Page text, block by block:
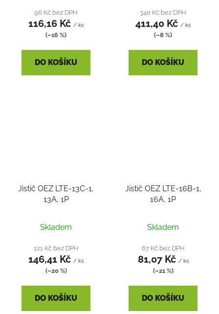
96 Kč bez DPH
116,16 Kč / ks
(–16 %)
DO KOŠÍKU
340 Kč bez DPH
411,40 Kč / ks
(–8 %)
DO KOŠÍKU
Jistič OEZ LTE-13C-1,
13A, 1P
Skladem
121 Kč bez DPH
146,41 Kč / ks
(–20 %)
DO KOŠÍKU
Jistič OEZ LTE-16B-1,
16A, 1P
Skladem
67 Kč bez DPH
81,07 Kč / ks
(–21 %)
DO KOŠÍKU